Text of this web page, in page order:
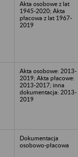
Akta osobowe z lat
1945-2020; Akta
płacowa z lat 1967-
2019
Akta osobowe: 2013-
2019; Akta płacowe:
2013-2017; inna
dokumentacja: 2013-
2019
Dokumentacja
osobowo-płacowa